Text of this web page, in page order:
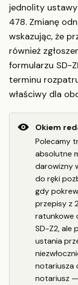
jednolity ustawy
478. Zmianę
wskazując, że
również
formularzu SD-
terminu
właściwy dla
Okiem
Polecamy
absolutne
darowizny
do ręki
gdy
przepisy z
ratunkowe
SD-Z2, ale
ustania
notariusza
notariusz —